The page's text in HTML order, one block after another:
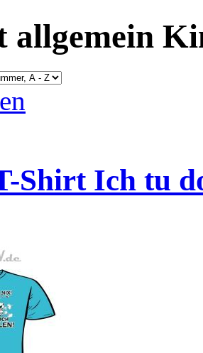
allgemein
Shirt Ich tu